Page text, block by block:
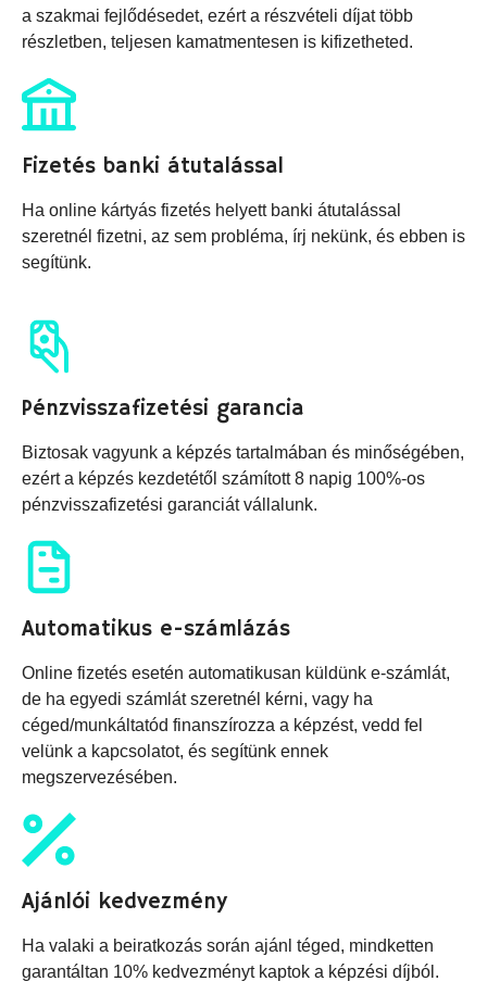
a szakmai fejlődésedet, ezért a részvételi díjat több
részletben, teljesen kamatmentesen is kifizetheted.
Fizetés banki átutalással
Ha online kártyás fizetés helyett banki átutalással
szeretnél fizetni, az sem probléma, írj nekünk, és ebben is
segítünk.
Pénzvisszafizetési garancia
Biztosak vagyunk a képzés tartalmában és minőségében,
ezért a képzés kezdetétől számított 8 napig 100%-os
pénzvisszafizetési garanciát vállalunk.
Automatikus e-számlázás
Online fizetés esetén automatikusan küldünk e-számlát,
de ha egyedi számlát szeretnél kérni, vagy ha
céged/munkáltatód finanszírozza a képzést, vedd fel
velünk a kapcsolatot, és segítünk ennek
megszervezésében.
Ajánlói kedvezmény
Ha valaki a beiratkozás során ajánl téged, mindketten
garantáltan 10% kedvezményt kaptok a képzési díjból.